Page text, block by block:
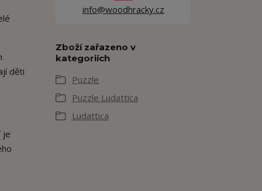
děti
je
info@woodhracky.cz
Zboží zařazeno v
kategoriích
Puzzle
Puzzle Ludattica
Ludattica